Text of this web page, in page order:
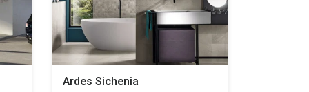
Ardes Sichenia